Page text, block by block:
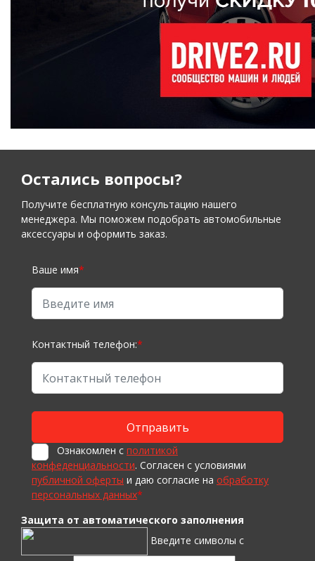
Остались вопросы?
Получите бесплатную консультацию нашего
менеджера. Мы поможем подобрать автомобильные
аксессуары и оформить заказ.
Ваше имя*
Контактный телефон:*
Ознакомлен с политикой
конфеденциальности. Согласен с условиями
публичной оферты и даю согласие на обработку
персональных данных*
Защита от автоматического заполнения
Введите символы с